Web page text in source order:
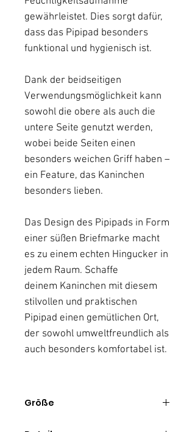
gewährleistet. Dies sorgt dafür,
dass das Pipipad besonders
funktional und hygienisch ist.
Dank der beidseitigen
Verwendungsmöglichkeit kann
sowohl die obere als auch die
untere Seite genutzt werden,
wobei beide Seiten einen
besonders weichen Griff haben –
ein Feature, das Kaninchen
besonders lieben.
Das Design des Pipipads in Form
einer süßen Briefmarke macht
es zu einem echten Hingucker in
jedem Raum. Schaffe
deinem Kaninchen mit diesem
stilvollen und praktischen
Pipipad einen gemütlichen Ort,
der sowohl umweltfreundlich als
auch besonders komfortabel ist.
Größe